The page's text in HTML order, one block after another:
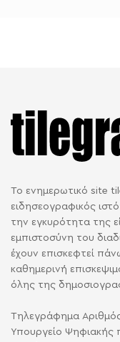
Το ενημερωτικό site
ειδησεογραφικός
την εγκυρότητα της
εμπιστοσύνη του
έχουν επισκεφτεί
καθημερινή
όλης της
Τηλεγράφημα
Υπουργείο Ψηφιακής